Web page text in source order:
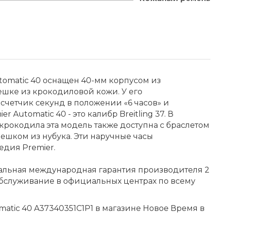
40 оснащен 40-мм корпусом из
из крокодиловой кожи. У его
секунд в положении «6 часов» и
Automatic 40 - это калибр Breitling 37. В
эта модель также доступна с браслетом
из нубука. Эти наручные часы
Premier.
международная гарантия производителя 2
в официальных центрах по всему
40 A37340351C1P1 в магазине Новое Время в